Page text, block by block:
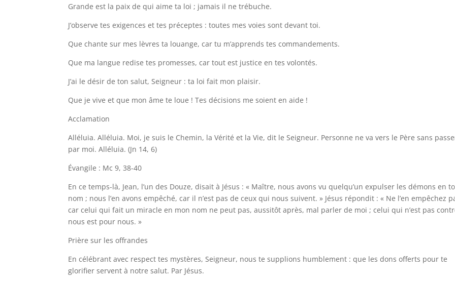
Grande est la paix de qui aime ta loi ; jamais il ne trébuche.
J’observe tes exigences et tes préceptes : toutes mes voies sont devant toi.
Que chante sur mes lèvres ta louange, car tu m’apprends tes commandements.
Que ma langue redise tes promesses, car tout est justice en tes volontés.
J’ai le désir de ton salut, Seigneur : ta loi fait mon plaisir.
Que je vive et que mon âme te loue ! Tes décisions me soient en aide !
Acclamation
Alléluia. Alléluia. Moi, je suis le Chemin, la Vérité et la Vie, dit le Seigneur. Personne ne va vers le Père sans
par moi. Alléluia. (Jn 14, 6)
Évangile : Mc 9, 38-40
En ce temps-là, Jean, l’un des Douze, disait à Jésus : « Maître, nous avons vu quelqu’un expulser les démons en
nom ; nous l’en avons empêché, car il n’est pas de ceux qui nous suivent. » Jésus répondit : « Ne l’en empêchez
car celui qui fait un miracle en mon nom ne peut pas, aussitôt après, mal parler de moi ; celui qui n’est pas
nous est pour nous. »
Prière sur les offrandes
En célébrant avec respect tes mystères, Seigneur, nous te supplions humblement : que les dons offerts pour te
glorifier servent à notre salut. Par Jésus.